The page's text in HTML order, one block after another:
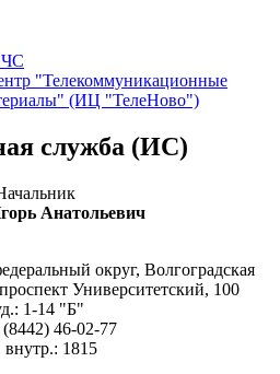
ЧС
"Телекоммуникационные
(ИЦ "ТелеНово")
служба (ИС)
Анатольевич
округ, Волгоградская
Университетский, 100
1-14 "Б"
(8442) 46-02-77
внутр.: 1815